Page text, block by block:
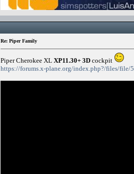
Re: Piper Family
Piper Cherokee XL XP11.30+ 3D cockpit
https://forums.x-plane.org/index.php?/files/file/